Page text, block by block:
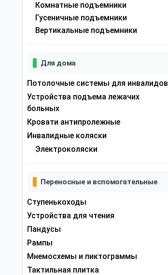
Комнатные подъемники
Гусеничные подъемники
Вертикальные подъемники
Для дома
Потолочные системы для инвалидов
Устройства подъема лежачих
больных
Кровати антипролежные
Инвалидные коляски
Электроколяски
Переносные и вспомогательные
Ступенькоходы
Устройства для чтения
Пандусы
Рампы
Мнемосхемы и пиктограммы
Тактильная плитка